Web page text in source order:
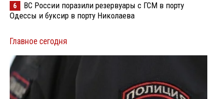
6
ВС России поразили резервуары с ГСМ в порту
Одессы и буксир в порту Николаева
Главное сегодня